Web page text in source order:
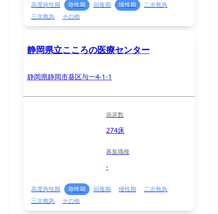
高度急性期 急性期 回復期 慢性期
二次救急
三次救急
その他
静岡県立こころの医療センター
静岡県静岡市葵区与一4-1-1
病床数
274床
募集職種
-
高度急性期 急性期 回復期 慢性期
二次救急
三次救急
その他